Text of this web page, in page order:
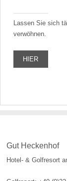
Lassen Sie sich
verwöhnen.
HIER
Gut Heckenhof
Hotel- & Golfresort